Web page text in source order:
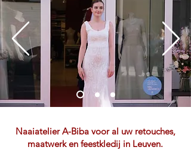
Naaiatelier A-Biba voor al uw retouches,
maatwerk en feestkledij in Leuven.